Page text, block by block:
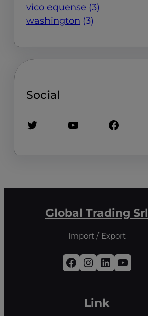
vico equense (3)
washington (3)
Social
Twitter YouTube Facebook
Global Trading Srl
Import / Export
Facebook Instagram LinkedIn YouTube
Link